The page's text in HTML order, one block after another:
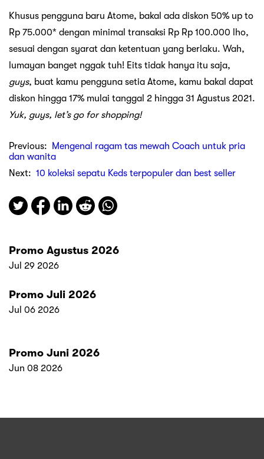
Khusus pengguna baru Atome, bakal ada diskon 50% up to
Rp 75.000* dengan minimal transaksi Rp Rp 100.000 lho,
sesuai dengan syarat dan ketentuan yang berlaku. Wah,
lumayan banget nggak tuh! Eits tidak hanya itu saja,
guys, buat kamu pengguna setia Atome, kamu bakal dapat
diskon hingga 17% mulai tanggal 2 hingga 31 Agustus 2021.
Yuk, guys, let’s go for shopping!
Previous:
Mengenal ragam tas mewah Coach untuk pria
dan wanita
Next: 10 koleksi sepatu Keds terpopuler dan best seller
Promo Agustus 2026
Jul 29 2026
Promo Juli 2026
Jul 06 2026
Promo Juni 2026
Jun 08 2026